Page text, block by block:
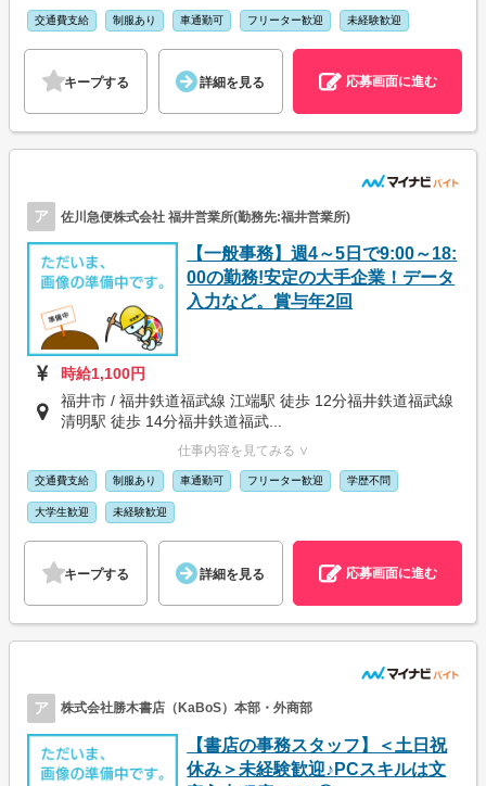
交通費支給 制服あり 車通勤可 フリーター歓迎 未経験歓迎
キープする 詳細を見る 応募画面に進む
ア 佐川急便株式会社 福井営業所(勤務先:福井営業所)
【一般事務】週4～5日で9:00～18:
00の勤務!安定の大手企業！データ
入力など。賞与年2回
時給1,100円
福井市 / 福井鉄道福武線 江端駅 徒歩 12分福井鉄道福武線
清明駅 徒歩 14分福井鉄道福武...
仕事内容を見てみる ∨
交通費支給 制服あり 車通勤可 フリーター歓迎 学歴不問
大学生歓迎 未経験歓迎
キープする 詳細を見る 応募画面に進む
ア 株式会社勝木書店（KaBoS）本部・外商部
【書店の事務スタッフ】＜土日祝
休み＞未経験歓迎♪PCスキルは文